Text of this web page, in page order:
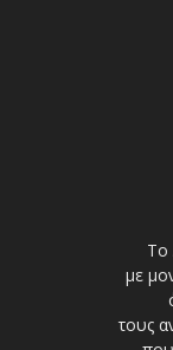
Το
με
τους